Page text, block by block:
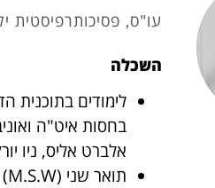
עו"ס, פסיכותרפיסטית
השכלה
אלברט אליס, ניו